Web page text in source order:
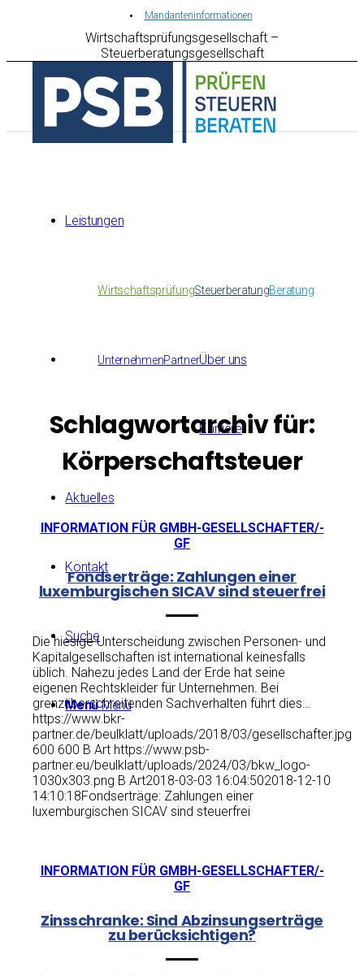
Mandanteninformationen
Wirtschaftsprüfungsgesellschaft –
Steuerberatungsgesellschaft
Leistungen
WirtschaftsprüfungSteuerberatungBeratung
Über uns
UnternehmenPartner
Karriere
Aktuelles
Kontakt
Suche
MenüMenü
Schlagwortarchiv für:
Körperschaftsteuer
INFORMATION FÜR GMBH-GESELLSCHAFTER/-
GF
Fondserträge: Zahlungen einer
luxemburgischen SICAV sind steuerfrei
Die hiesige Unterscheidung zwischen Personen- und
Kapitalgesellschaften ist international keinesfalls
üblich. Nahezu jedes Land der Erde hat seine
eigenen Rechtskleider für Unternehmen. Bei
grenzüberschreitenden Sachverhalten führt dies…
https://www.bkr-
partner.de/beulklatt/uploads/2018/03/gesellschafter.jpg
600 600 B Art https://www.psb-
partner.eu/beulklatt/uploads/2024/03/bkw_logo-
1030x303.png B Art2018-03-03 16:04:502018-12-10
14:10:18Fondserträge: Zahlungen einer
luxemburgischen SICAV sind steuerfrei
INFORMATION FÜR GMBH-GESELLSCHAFTER/-
GF
Zinsschranke: Sind Abzinsungserträge
zu berücksichtigen?